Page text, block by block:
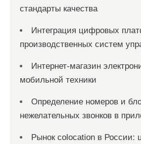
стандарты качества
Интеграция цифровых
производственных систем
Интернет-магазин
мобильной техники
Определение номеров и
нежелательных звонков в
Рынок colocation в России: